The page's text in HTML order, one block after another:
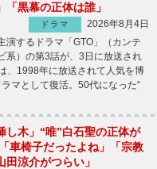
「黒幕の正体は誰」
ドラマ
2026年8月4日
演するドラマ「GTO」（カンテ
系）の第3話が、3日に放送され
1998年に放送されて人気を博
マとして復活。50代になった“
し木」“唯”白石聖の正体が
車椅子だったよね」「宗教
田涼介がつらい」